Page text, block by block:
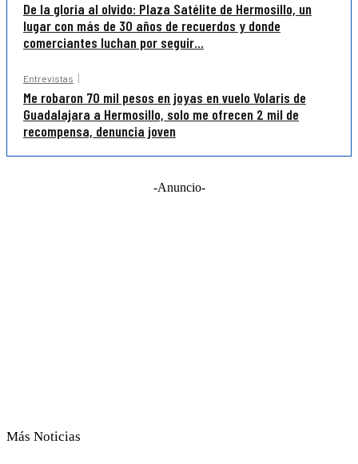
De la gloria al olvido: Plaza Satélite de Hermosillo, un
lugar con más de 30 años de recuerdos y donde
comerciantes luchan por seguir...
Entrevistas
Me robaron 70 mil pesos en joyas en vuelo Volaris de
Guadalajara a Hermosillo, solo me ofrecen 2 mil de
recompensa, denuncia joven
-Anuncio-
Más Noticias